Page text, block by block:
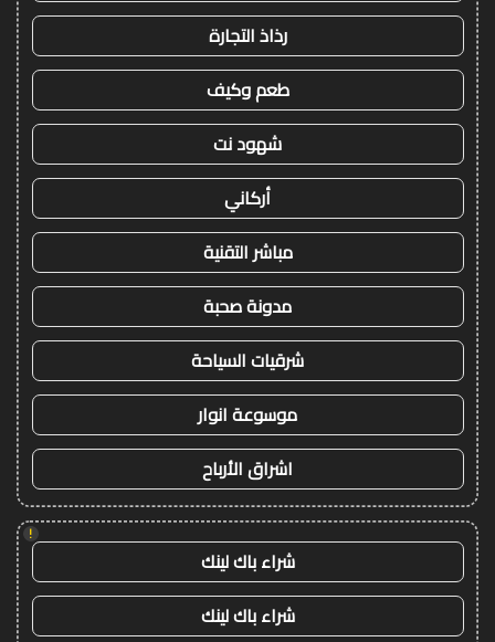
رذاذ التجارة
طعم وكيف
شهود نت
أركاني
مباشر التقنية
مدونة صحبة
شرقيات السياحة
موسوعة انوار
اشراق الأرباح
!
شراء باك لينك
شراء باك لينك